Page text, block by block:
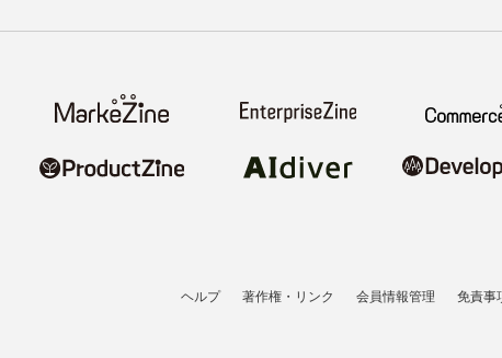
ヘルプ 著作権・リンク 会員情報管理 免責事